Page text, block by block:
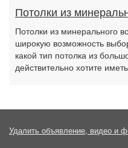
Потолки из
Потолки из минерального
широкую возможность
какой тип потолка из
действительно хотите
Удалить объявление, видео и